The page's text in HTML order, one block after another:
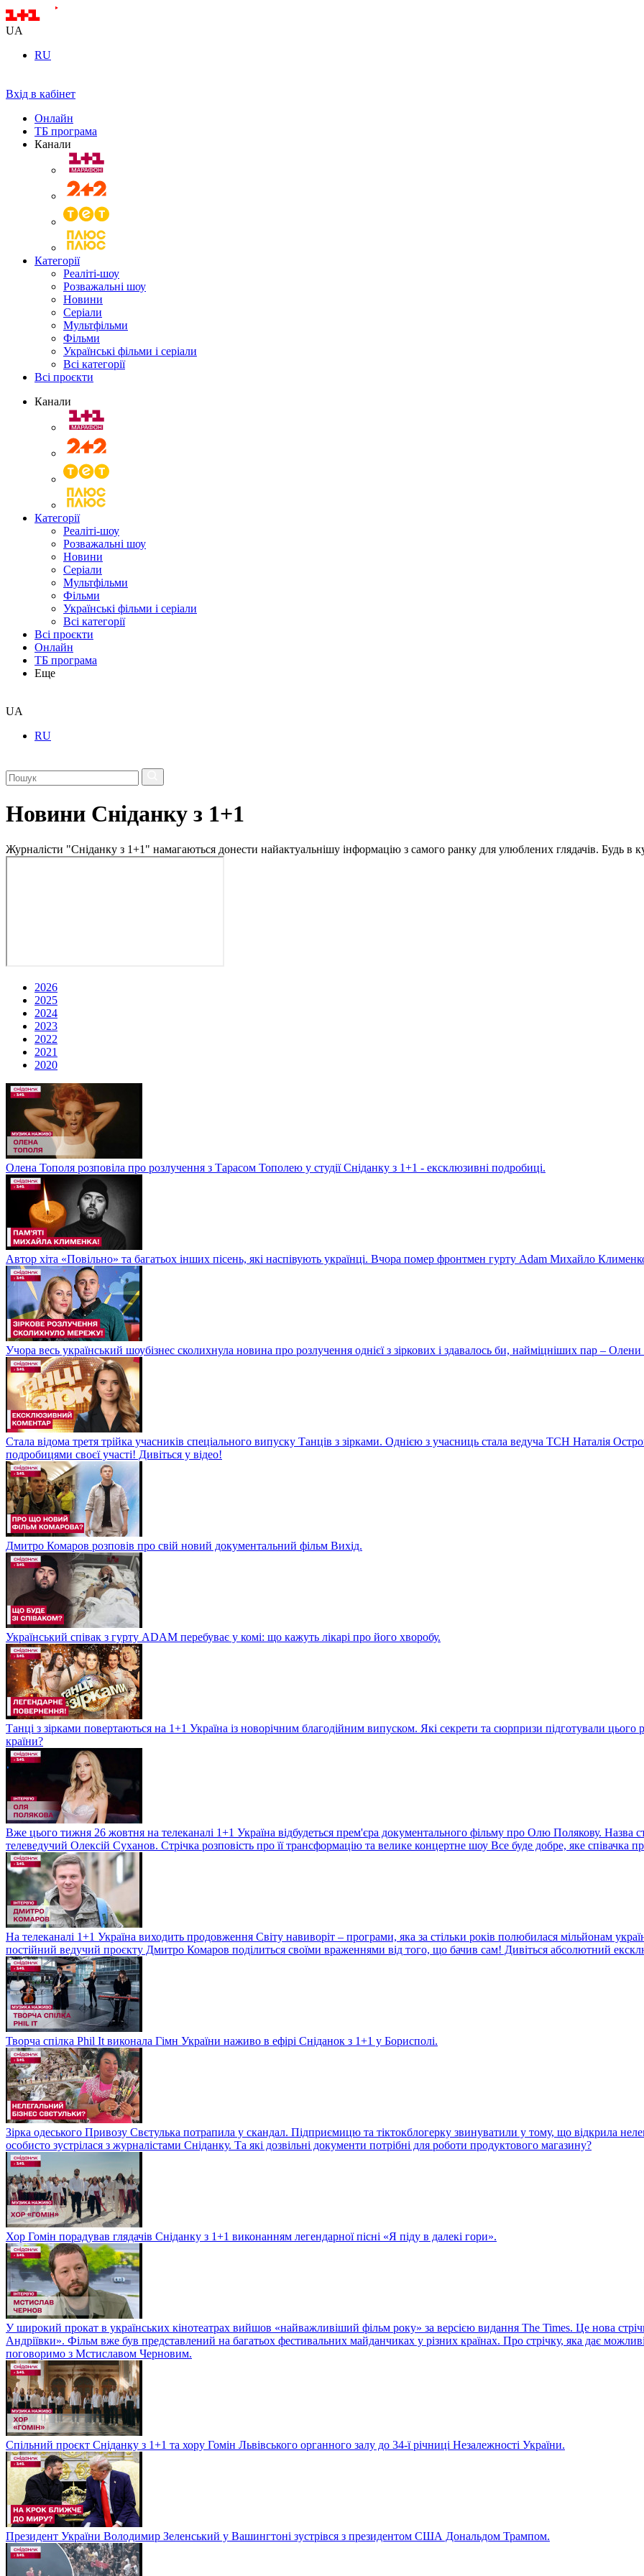
UA
RU
Вхід в кабінет
Онлайн
ТБ програма
Канали
Категорії
Реаліті-шоу
Розважальні шоу
Новини
Серіали
Мультфільми
Фільми
Українські фільми і серіали
Всі категорії
Всі проєкти
Канали
Категорії
Реаліті-шоу
Розважальні шоу
Новини
Серіали
Мультфільми
Фільми
Українські фільми і серіали
Всі категорії
Всі проєкти
Онлайн
ТБ програма
Еще
UA
RU
Новини Сніданку з 1+1
Журналісти "Сніданку з 1+1" намагаються донести найактуальнішу інформацію з самого ранку для улюблених глядачів. Будь в
2026
2025
2024
2023
2022
2021
2020
Олена Тополя розповіла про розлучення з Тарасом Тополею у студії Сніданку з 1+1 - ексклюзивні подробиці.
Автор хіта «Повільно» та багатьох інших пісень, які наспівують українці. Вчора помер фронтмен гурту Adam Михайло
Учора весь український шоубізнес сколихнула новина про розлучення однієї з зіркових і здавалось би, найміцніших пар – Олени
Стала відома третя трійка учасників спеціального випуску Танців з зірками. Однією з учасниць стала ведуча ТСН Наталія
подробицями своєї участі! Дивіться у відео!
Дмитро Комаров розповів про свій новий документальний фільм Вихід.
Український співак з гурту ADAM перебуває у комі: що кажуть лікарі про його хворобу.
Танці з зірками повертаються на 1+1 Україна із новорічним благодійним випуском. Які секрети та сюрпризи підготували
країни?
Вже цього тижня 26 жовтня на телеканалі 1+1 Україна відбудеться прем'єра документального фільму про Олю Полякову. Назва
телеведучий Олексій Суханов. Стрічка розповість про її трансформацію та велике концертне шоу Все буде добре, яке співачка
На телеканалі 1+1 Україна виходить продовження Світу навиворіт – програми, яка за стільки років полюбилася мільйонам
постійний ведучий проєкту Дмитро Комаров поділиться своїми враженнями від того, що бачив сам! Дивіться абсолютний
Творча спілка Phil It виконала Гімн України наживо в ефірі Сніданок з 1+1 у Борисполі.
Зірка одеського Привозу Свєтулька потрапила у скандал. Підприємицю та тіктокблогерку звинуватили у тому, що відкрила
особисто зустрілася з журналістами Сніданку. Та які дозвільні документи потрібні для роботи продуктового магазину?
Хор Гомін порадував глядачів Сніданку з 1+1 виконанням легендарної пісні «Я піду в далекі гори».
У широкий прокат в українських кінотеатрах вийшов «найважливіший фільм року» за версією видання The Times. Це нова
Андріївки». Фільм вже був представлений на багатьох фестивальних майданчиках у різних країнах. Про стрічку, яка дає
поговоримо з Мстиславом Черновим.
Спільний проєкт Сніданку з 1+1 та хору Гомін Львівського органного залу до 34-ї річниці Незалежності України.
Президент України Володимир Зеленський у Вашингтоні зустрівся з президентом США Дональдом Трампом.